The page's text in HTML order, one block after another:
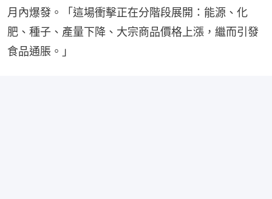
月內爆發。「這場衝擊正在分階段展開：能源、化
肥、種子、產量下降、大宗商品價格上漲，繼而引發
食品通脹。」